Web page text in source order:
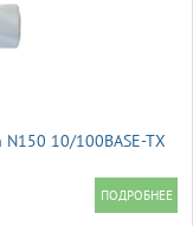
N150 10/100BASE-TX